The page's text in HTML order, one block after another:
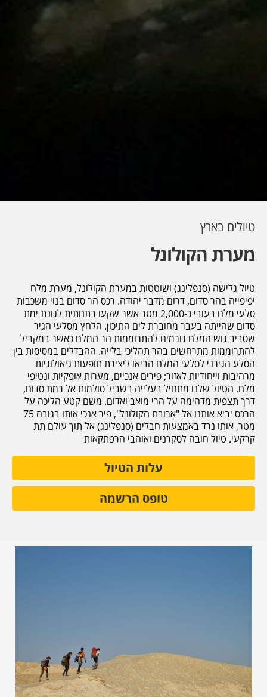
טיולים בארץ
מערת הקולונל
טיול גלישה (סנפלינג) ושוטטות במערת הקולונל, מערת מלח
יפיפייה בהר סדום, דרום מדבר יהודה. רכס הר סדום בנוי משכבות
סלעי מלח בעובי כ-2,000 מטר אשר שקעו בתחתית לגונת ימת
סדום שהייתה בעבר מחוברת לים התיכון. הלחץ מסלעי הגיר
שסביב גוש המלח גורמים להתרוממות הר המלח כאשר במקביל
להתרוממות מתרחשים בהר תהליכי בלייה. ההבדלים במסיסות בין
הסלע הגירני לסלעי המלח הביאו ליצירת תופעות גיאולוגיות
מרהיבות וייחודיות לאזור; פירים אנכיים, מערות אופקיות ונטיפי
מלח. הטיול שלנו מתחיל בעלייה בשביל סולמות אל רמת סדום,
דרך תצפית מדהימה על הרי מואב ואדום. משם קטע הליכה על
הרכס יביא אותנו אל "ארובת הקולונל", פיר אנכי אותו בגובה 75
מטר, אותו נרד באמצעות חבלים (סנפלינג) אל תוך עולם תת
קרקעי. טיול חובה לסקרנים ואוהבי הרפתקאות
עלות הטיול
טופס הרשמה